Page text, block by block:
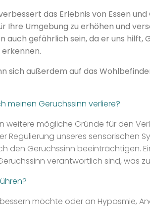
das Erlebnis von Essen
Ihre Umgebung zu erhöhen und
auch gefährlich sein, da er uns
sich außerdem auf das
meinen Geruchssinn verliere?
weitere mögliche Gründe für den
Regulierung unseres sensorischen
den Geruchssinn beeinträchtigen.
verantwortlich sind, was
möchte oder an Hyposmie,